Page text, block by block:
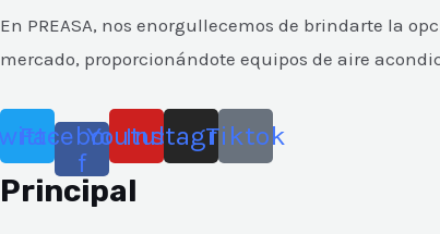
En PREASA, nos enorgullecemos de brindarte la
mercado, proporcionándote equipos de aire
Facebook-
f
Youtube
Instagram
Tiktok
Principal